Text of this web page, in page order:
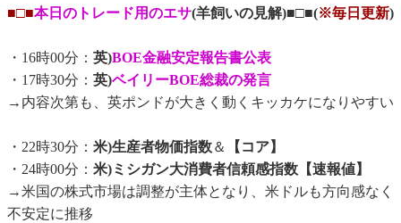
■□■本日のトレード用のエサ(羊飼いの見解)■□■(※毎日更新)
・16時00分： 英)BOE金融安定報告書公表
・17時30分： 英)ベイリーBOE総裁の発言
→内容次第も、英ポンドが大きく動くキッカケになりやすい
・22時30分： 米)生産者物価指数＆
【コア】
・24時00分： 米)ミシガン大消費者信頼感指数【速報値】
→米国の株式市場は調整が主体となり、米ドルも方向感なく
不安定に推移